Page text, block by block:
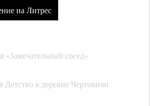
на Литрес
«Замечательный сосед»
Детство в деревне Чертовичи